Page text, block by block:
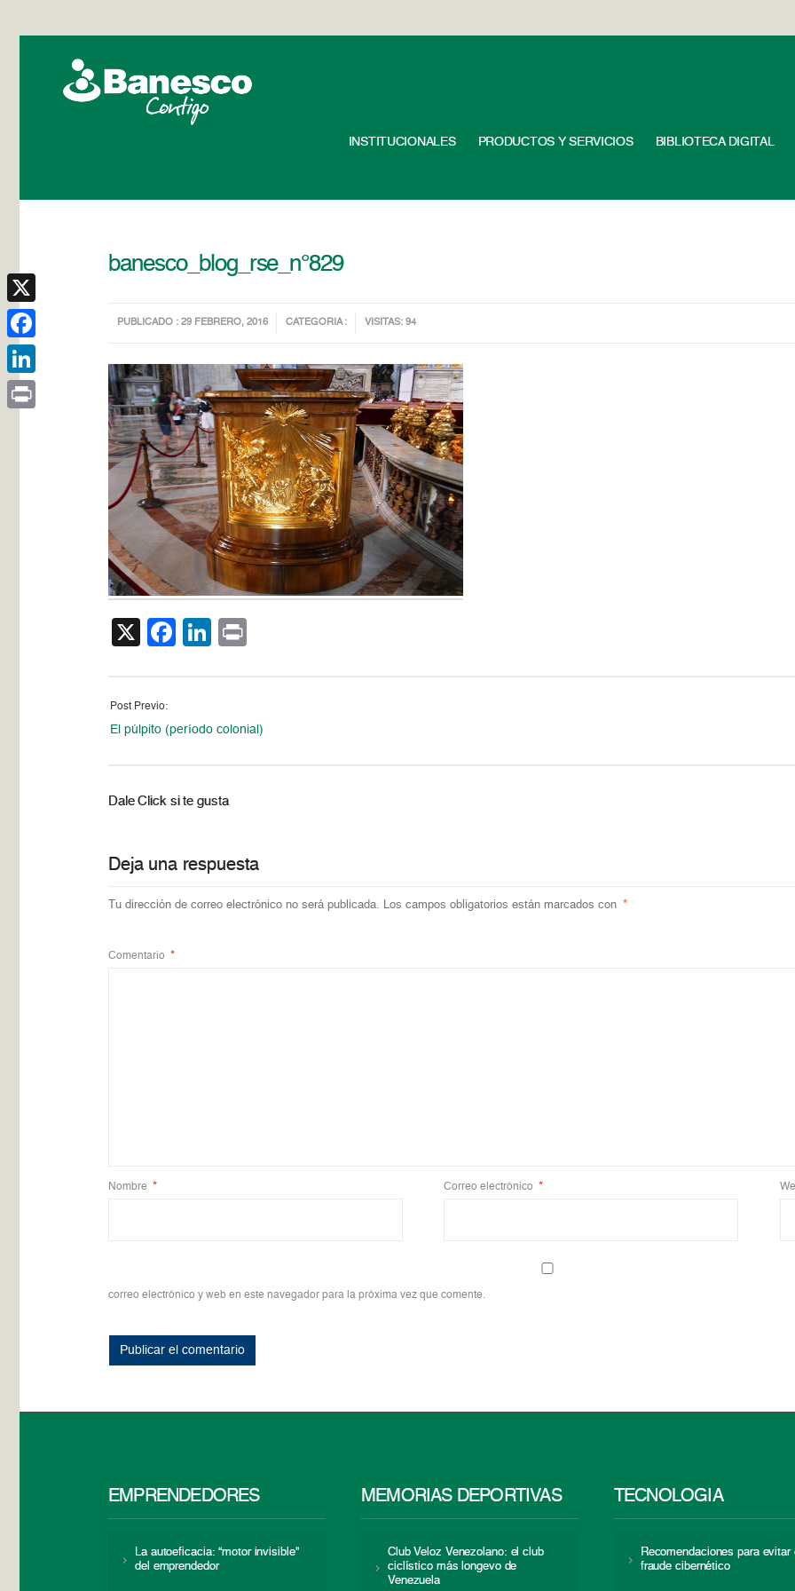
INSTITUCIONALES PRODUCTOS Y SERVICIOS BIBLIOTECA DIGITAL
banesco_blog_rse_n°829
PUBLICADO : 29 FEBRERO, 2016 CATEGORIA : VISITAS: 94
X Facebook
LinkedIn
Post Previo:
El púlpito (período colonial)
Dale Click si te gusta
Deja una respuesta
Tu dirección de correo electrónico no será publicada. Los campos obligatorios están marcados con *
Comentario *
Nombre * Correo electrónico *
correo electrónico y web en este navegador para la próxima vez que comente.
EMPRENDEDORES
La autoeficacia: “motor invisible”
del emprendedor
MEMORIAS DEPORTIVAS
Club Veloz Venezolano: el club
ciclístico más longevo de
Venezuela
TECNOLOGÍA
Recomendaciones para evitar
fraude cibernético
X
Facebook
LinkedIn